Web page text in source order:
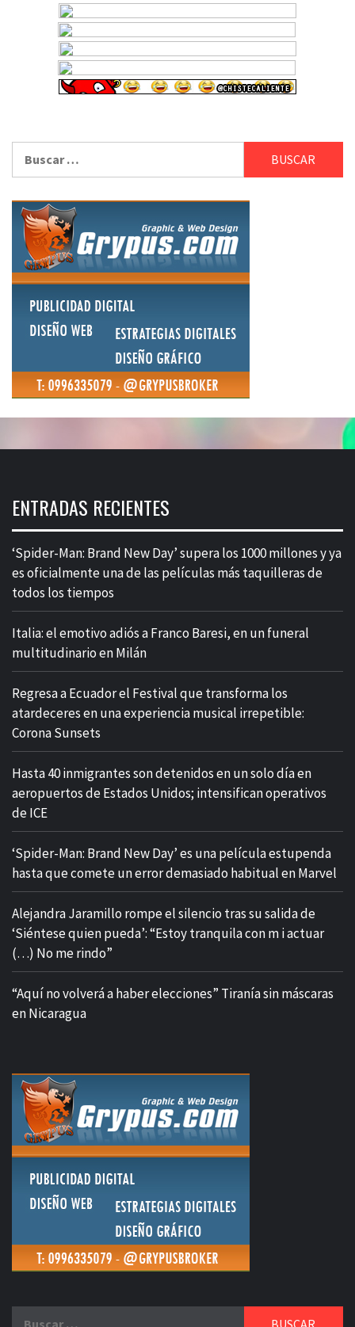
ENTRADAS RECIENTES
‘Spider-Man: Brand New Day’ supera los 1000 millones y ya
es oficialmente una de las películas más taquilleras de
todos los tiempos
Italia: el emotivo adiós a Franco Baresi, en un funeral
multitudinario en Milán
Regresa a Ecuador el Festival que transforma los
atardeceres en una experiencia musical irrepetible:
Corona Sunsets
Hasta 40 inmigrantes son detenidos en un solo día en
aeropuertos de Estados Unidos; intensifican operativos
de ICE
‘Spider-Man: Brand New Day’ es una película estupenda
hasta que comete un error demasiado habitual en Marvel
​Alejandra Jaramillo rompe el silencio tras su salida de
‘Siéntese quien pueda’: “Estoy tranquila con m i actuar
(…) No me rindo”
“Aquí no volverá a haber elecciones” Tiranía sin máscaras
en Nicaragua